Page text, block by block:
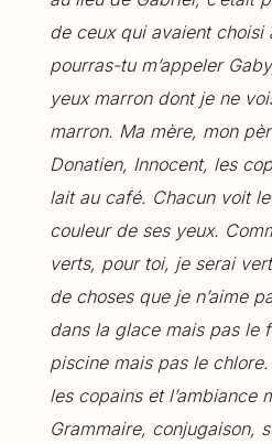
de ceux qui avaient choisi
pourras-tu m’appeler
yeux marron dont je ne
marron. Ma mère, mon
Donatien, Innocent, les
lait au café. Chacun voit
couleur de ses yeux.
verts, pour toi, je serai
de choses que je n’aime
dans la glace mais pas le
piscine mais pas le chlore.
les copains et l’ambiance
Grammaire, conjugaison,